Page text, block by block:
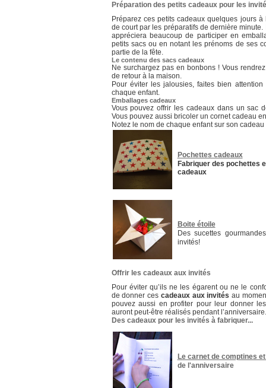
Préparation des petits cadeaux pour les
Préparez ces petits cadeaux quelques jours
de court par les préparatifs de dernière minute.
appréciera beaucoup de participer en
petits sacs ou en notant les prénoms de ses
partie de la fête.
Le contenu des sacs cadeaux
Ne surchargez pas en bonbons ! Vous
de retour à la maison.
Pour éviter les jalousies, faites bien
chaque enfant.
Emballages cadeaux
Vous pouvez offrir les cadeaux dans un sac
Vous pouvez aussi bricoler un cornet cadeau
Notez le nom de chaque enfant sur son
Pochettes cadeaux
Fabriquer des pochettes
cadeaux
Boite étoile
Des sucettes
invités!
Offrir les cadeaux aux invités
Pour éviter qu’ils ne les égarent ou ne le
de donner ces cadeaux aux invités au
pouvez aussi en profiter pour leur donner
auront peut-être réalisés pendant l’anniversaire.
Des cadeaux pour les invités à fabriquer...
Le carnet de comptines
de l'anniversaire